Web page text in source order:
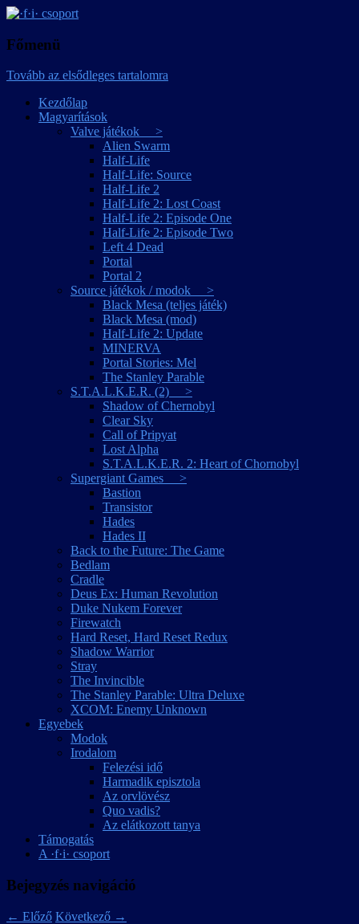
·f·i· csoport
Főmenü
Tovább az elsődleges tartalomra
Kezdőlap
Magyarítások
Valve játékok >
Alien Swarm
Half-Life
Half-Life: Source
Half-Life 2
Half-Life 2: Lost Coast
Half-Life 2: Episode One
Half-Life 2: Episode Two
Left 4 Dead
Portal
Portal 2
Source játékok / modok >
Black Mesa (teljes játék)
Black Mesa (mod)
Half-Life 2: Update
MINERVA
Portal Stories: Mel
The Stanley Parable
S.T.A.L.K.E.R. (2) >
Shadow of Chernobyl
Clear Sky
Call of Pripyat
Lost Alpha
S.T.A.L.K.E.R. 2: Heart of Chornobyl
Supergiant Games >
Bastion
Transistor
Hades
Hades II
Back to the Future: The Game
Bedlam
Cradle
Deus Ex: Human Revolution
Duke Nukem Forever
Firewatch
Hard Reset, Hard Reset Redux
Shadow Warrior
Stray
The Invincible
The Stanley Parable: Ultra Deluxe
XCOM: Enemy Unknown
Egyebek
Modok
Irodalom
Felezési idő
Harmadik episztola
Az orvlövész
Quo vadis?
Az elátkozott tanya
Támogatás
A ·f·i· csoport
Bejegyzés navigáció
← Előző Következő →